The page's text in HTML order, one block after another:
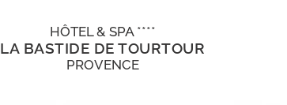
HÔTEL & SPA ****
LA BASTIDE DE TOURTOUR
PROVENCE